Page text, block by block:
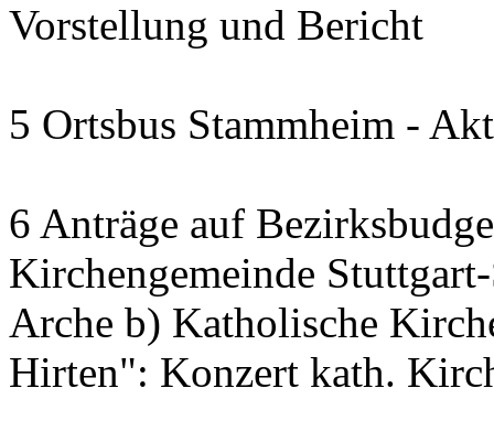
Vorstellung und Bericht
5 Ortsbus Stammheim -
6 Anträge auf
Kirchengemeinde
Arche b) Katholische
Hirten": Konzert kath.